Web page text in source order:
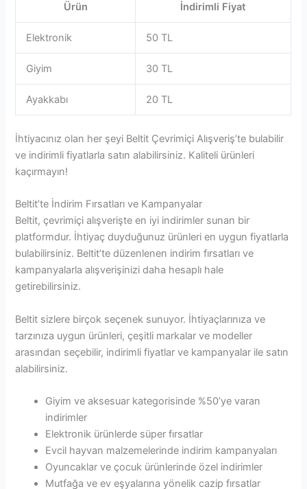
Ürün İndirimli Fiyat
Elektronik 50 TL
Giyim 30 TL
Ayakkabı 20 TL
İhtiyacınız olan her şeyi Beltit Çevrimiçi Alışveriş’te bulabilir
ve indirimli fiyatlarla satın alabilirsiniz. Kaliteli ürünleri
kaçırmayın!
Beltit’te İndirim Fırsatları ve Kampanyalar
Beltit, çevrimiçi alışverişte en iyi indirimler sunan bir
platformdur. İhtiyaç duyduğunuz ürünleri en uygun fiyatlarla
bulabilirsiniz. Beltit’te düzenlenen indirim fırsatları ve
kampanyalarla alışverişinizi daha hesaplı hale
getirebilirsiniz.
Beltit sizlere birçok seçenek sunuyor. İhtiyaçlarınıza ve
tarzınıza uygun ürünleri, çeşitli markalar ve modeller
arasından seçebilir, indirimli fiyatlar ve kampanyalar ile satın
alabilirsiniz.
Giyim ve aksesuar kategorisinde %50’ye varan
indirimler
Elektronik ürünlerde süper fırsatlar
Evcil hayvan malzemelerinde indirim kampanyaları
Oyuncaklar ve çocuk ürünlerinde özel indirimler
Mutfağa ve ev eşyalarına yönelik cazip fırsatlar